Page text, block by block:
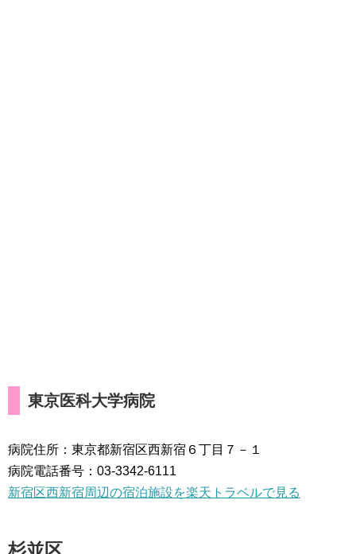
東京医科大学病院
病院住所：東京都新宿区西新宿６丁目７－１
病院電話番号：03-3342-6111
新宿区西新宿周辺の宿泊施設を楽天トラベルで見る
杉並区